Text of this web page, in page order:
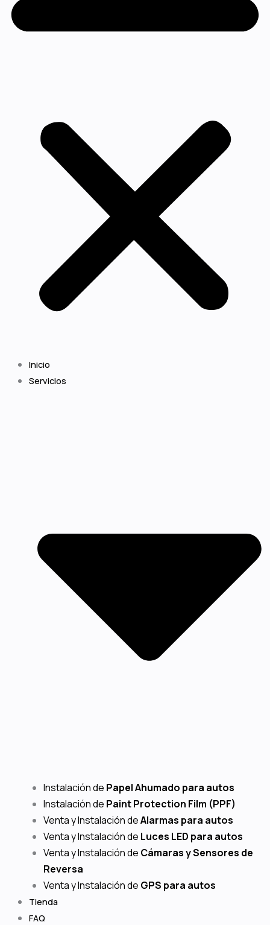
Inicio
Servicios
Instalación de Papel Ahumado para autos
Instalación de Paint Protection Film (PPF)
Venta y Instalación deAlarmas para autos
Venta y Instalación de Luces LED para autos
Venta y Instalación de Cámaras y Sensores de
Reversa
Venta y Instalación de GPS para autos
Tienda
FAQ